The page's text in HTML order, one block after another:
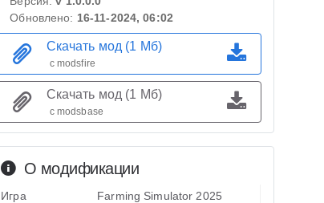
О модификации
Игра
Farming Simulator 2025
Обновлено: 16-11-2024, 06:02
Скачать мод (1 Мб)
с modsfire
Скачать мод (1 Мб)
с modsbase